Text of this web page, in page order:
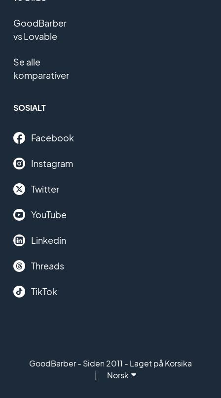
GoodBarber
vs Lovable
Se alle
komparativer
SOSIALT
Facebook
Instagram
Twitter
YouTube
Linkedin
Threads
TikTok
GoodBarber - Siden 2011 - Laget på Korsika
Norsk